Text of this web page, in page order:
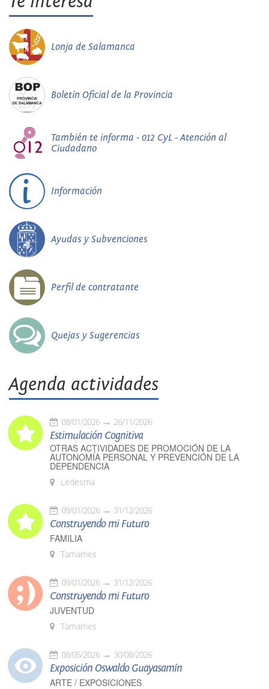
Lonja de Salamanca
Boletín Oficial de la Provincia
También te informa - 012 CyL - Atención al
Ciudadano
Información
Ayudas y Subvenciones
Perfil de contratante
Quejas y Sugerencias
Agenda actividades
08/01/2026 26/11/2026
Estimulación Cognitiva
OTRAS ACTIVIDADES DE PROMOCIÓN DE LA
AUTONOMÍA PERSONAL Y PREVENCIÓN DE LA
DEPENDENCIA
Ledesma
09/01/2026 31/12/2026
Construyendo mi Futuro
FAMILIA
Tamames
09/01/2026 31/12/2026
Construyendo mi Futuro
JUVENTUD
Tamames
08/05/2026 30/08/2026
Exposición Oswaldo Guayasamín
ARTE / EXPOSICIONES